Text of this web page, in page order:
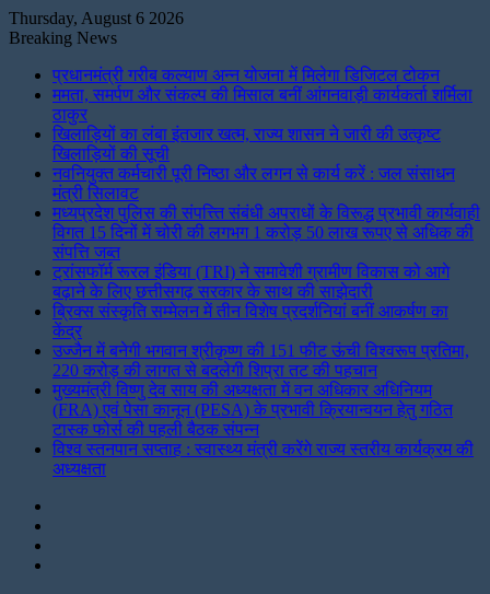
Thursday, August 6 2026
Breaking News
प्रधानमंत्री गरीब कल्याण अन्न योजना में मिलेगा डिजिटल टोकन
ममता, समर्पण और संकल्प की मिसाल बनीं आंगनवाड़ी कार्यकर्ता शर्मिला
ठाकुर
खिलाड़ियों का लंबा इंतजार खत्म, राज्य शासन ने जारी की उत्कृष्ट
खिलाड़ियों की सूची
नवनियुक्त कर्मचारी पूरी निष्ठा और लगन से कार्य करें : जल संसाधन
मंत्री सिलावट
मध्यप्रदेश पुलिस की संपत्त्ति संबंधी अपराधों के विरूद्ध प्रभावी कार्यवाही
विगत 15 दिनों में चोरी की लगभग 1 करोड़ 50 लाख रूपए से अधिक की
संपत्ति जब्‍त
ट्रांसफॉर्म रूरल इंडिया (TRI) ने समावेशी ग्रामीण विकास को आगे
बढ़ाने के लिए छत्तीसगढ़ सरकार के साथ की साझेदारी
ब्रिक्स संस्कृति सम्मेलन में तीन विशेष प्रदर्शनियां बनीं आकर्षण का
केंद्र
उज्जैन में बनेगी भगवान श्रीकृष्ण की 151 फीट ऊंची विश्वरूप प्रतिमा,
220 करोड़ की लागत से बदलेगी शिप्रा तट की पहचान
मुख्यमंत्री विष्णु देव साय की अध्यक्षता में वन अधिकार अधिनियम
(FRA) एवं पेसा कानून (PESA) के प्रभावी क्रियान्वयन हेतु गठित
टास्क फोर्स की पहली बैठक संपन्न
विश्व स्तनपान सप्ताह : स्वास्थ्य मंत्री करेंगे राज्य स्तरीय कार्यक्रम की
अध्यक्षता